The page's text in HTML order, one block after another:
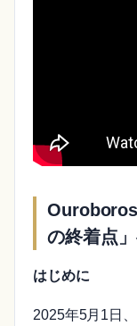
の終着点
はじめに
2025年5月1日